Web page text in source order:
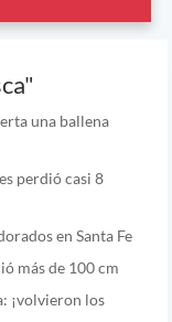
una ballena
perdió casi 8
en Santa Fe
más de 100 cm
¡volvieron los